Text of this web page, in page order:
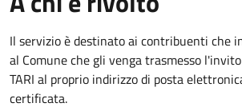
Il servizio è destinato ai contribuenti che
al Comune che gli venga trasmesso
TARI al proprio indirizzo di posta
certificata.